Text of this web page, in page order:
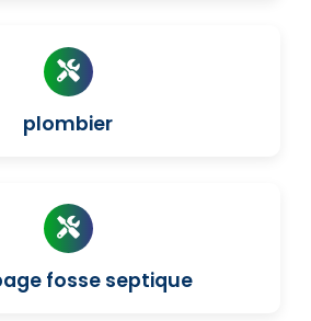
plombier
fosse septique